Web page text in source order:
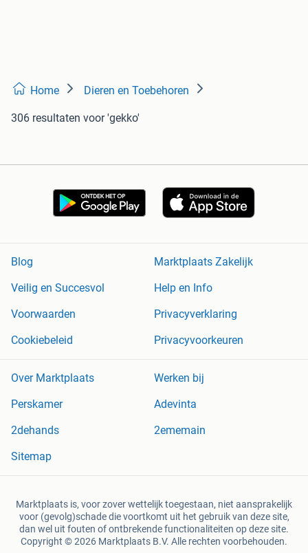
Home Dieren en Toebehoren
306 resultaten voor 'gekko'
Blog
Marktplaats Zakelijk
Veilig en Succesvol
Help en Info
Voorwaarden
Privacyverklaring
Cookiebeleid
Privacyvoorkeuren
Over Marktplaats
Werken bij
Perskamer
Adevinta
2dehands
2ememain
Sitemap
Marktplaats is, voor zover wettelijk toegestaan, niet aansprakelijk
voor (gevolg)schade die voortkomt uit het gebruik van deze site,
dan wel uit fouten of ontbrekende functionaliteiten op deze site.
Copyright © 2026 Marktplaats B.V. Alle rechten voorbehouden.